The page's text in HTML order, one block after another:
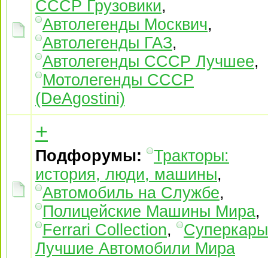
СССР Грузовики,
Автолегенды Москвич,
Автолегенды ГАЗ,
Автолегенды СССР Лучшее,
Мотолегенды СССР
(DeAgostini)
+
Подфорумы:
Тракторы:
история, люди, машины,
Автомобиль на Службе,
Полицейские Машины Мира,
Ferrari Collection,
Суперкары
Лучшие Автомобили Mира